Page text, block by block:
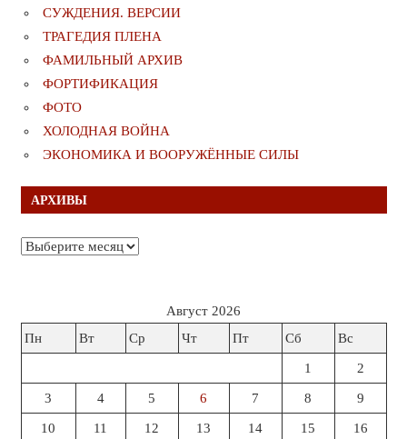
СУЖДЕНИЯ. ВЕРСИИ
ТРАГЕДИЯ ПЛЕНА
ФАМИЛЬНЫЙ АРХИВ
ФОРТИФИКАЦИЯ
ФОТО
ХОЛОДНАЯ ВОЙНА
ЭКОНОМИКА И ВООРУЖЁННЫЕ СИЛЫ
АРХИВЫ
Архивы
Август 2026
Пн
Вт Ср Чт Пт Сб Вс
1 2
3 4 5 6 7 8 9
10 11 12 13 14 15 16